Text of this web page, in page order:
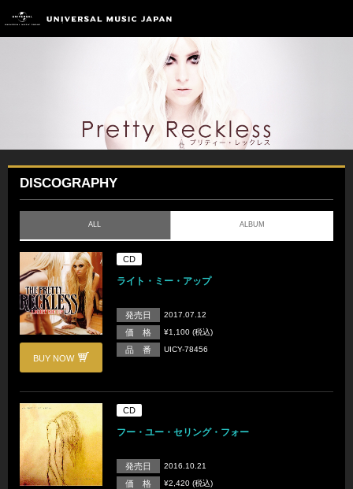
DISCOGRAPHY
ALL ALBUM
BUY NOW
CD
ライト・ミー・アップ
発売日 2017.07.12
価 格 ¥1,100 (税込)
品 番 UICY-78456
CD
フー・ユー・セリング・フォー
発売日 2016.10.21
価 格 ¥2,420 (税込)